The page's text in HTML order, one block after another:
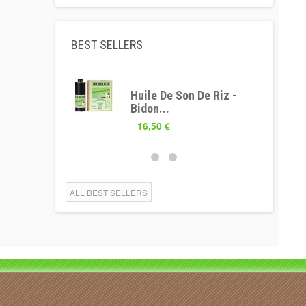
BEST SELLERS
Huile De Son De Riz -
Bidon...
16,50 €
ALL BEST SELLERS